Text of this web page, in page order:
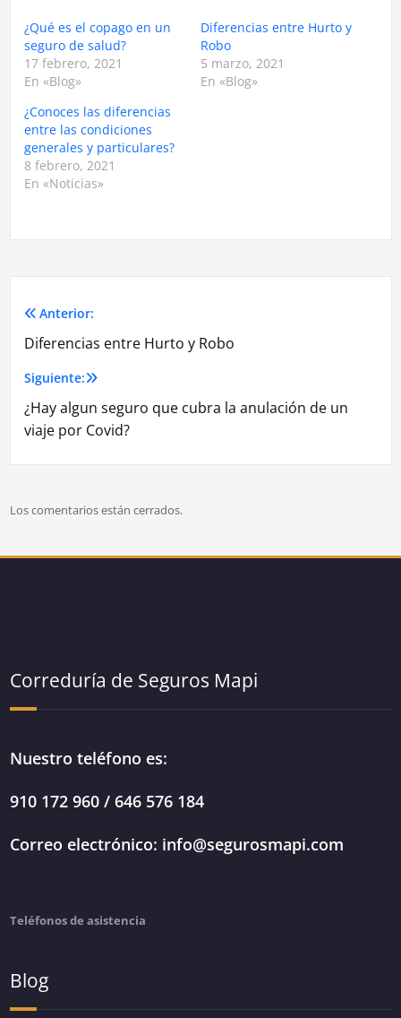
¿Qué es el copago en un
seguro de salud?
17 febrero, 2021
En «Blog»
Diferencias entre Hurto y
Robo
5 marzo, 2021
En «Blog»
¿Conoces las diferencias
entre las condiciones
generales y particulares?
8 febrero, 2021
En «Noticias»
Navegación
de
entradas
Anterior:
Diferencias entre Hurto y Robo
Siguiente:
¿Hay algun seguro que cubra la anulación de un
viaje por Covid?
Los comentarios están cerrados.
Correduría de Seguros Mapi
Nuestro teléfono es:
910 172 960 / 646 576 184
Correo electrónico: info@segurosmapi.com
Teléfonos de asistencia
Blog